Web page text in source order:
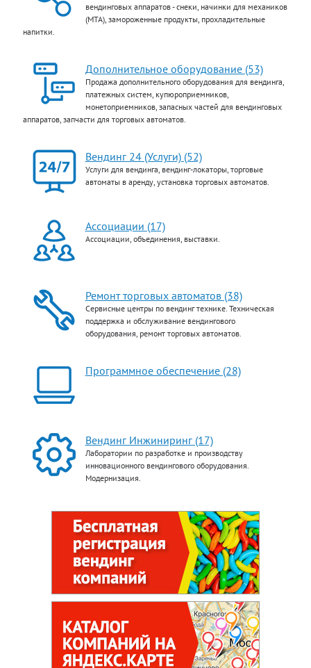
вендинговых аппаратов - снеки, начинки для механиков
(МТА), замороженные продукты, прохладительные
напитки.
Дополнительное оборудование (53)
Продажа дополнительного оборудования для вендинга,
платежных систем, купюроприемников,
монетоприемников, запасных частей для вендинговых
аппаратов, запчасти для торговых автоматов.
Вендинг 24 (Услуги) (52)
Услуги для вендинга, вендинг-локаторы, торговые
автоматы в аренду, установка торговых автоматов.
Ассоциации (17)
Ассоциации, объединения, выставки.
Ремонт торговых автоматов (38)
Сервисные центры по вендинг технике. Техническая
поддержка и обслуживание вендингового
оборудования, ремонт торговых автоматов.
Программное обеспечение (28)
Вендинг Инжиниринг (17)
Лаборатории по разработке и производству
инновационного вендингового оборудования.
Модернизация.